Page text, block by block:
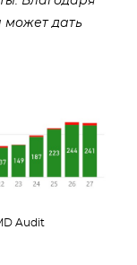
может дать
Audit